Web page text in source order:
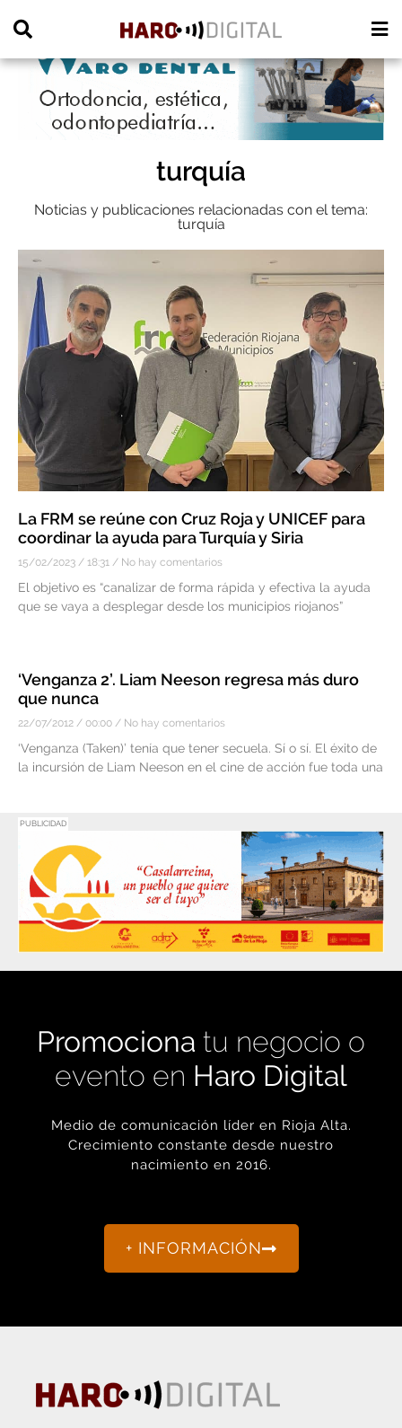
turquía
Noticias y publicaciones relacionadas con el tema:
turquía
La FRM se reúne con Cruz Roja y UNICEF para
coordinar la ayuda para Turquía y Siria
15/02/2023 18:31 No hay comentarios
El objetivo es “canalizar de forma rápida y efectiva la ayuda
que se vaya a desplegar desde los municipios riojanos”
‘Venganza 2’. Liam Neeson regresa más duro
que nunca
22/07/2012 00:00 No hay comentarios
‘Venganza (Taken)’ tenía que tener secuela. Sí o sí. El éxito de
la incursión de Liam Neeson en el cine de acción fue toda una
PUBLICIDAD
Promociona tu negocio o
evento en Haro Digital
Medio de comunicación líder en Rioja Alta.
Crecimiento constante desde nuestro
nacimiento en 2016.
+ INFORMACIÓN